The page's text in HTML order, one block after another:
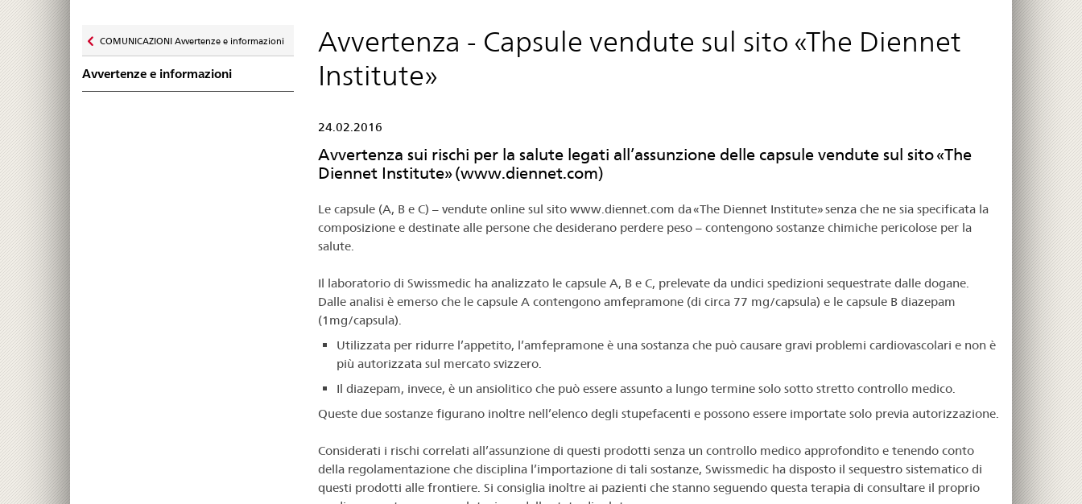
zu
COMUNICAZIONI Avvertenze e informazioni
Avvertenze e informazioni
Avvertenza - Capsule vendute sul sito «The Diennet
Institute»
24.02.2016
Avvertenza sui rischi per la salute legati all’assunzione delle capsule vendute sul sito «The
Diennet Institute» (www.diennet.com)
Le capsule (A, B e C) – vendute online sul sito www.diennet.com da «The Diennet Institute» senza che ne sia specificata la
composizione e destinate alle persone che desiderano perdere peso – contengono sostanze chimiche pericolose per la
salute.
Il laboratorio di Swissmedic ha analizzato le capsule A, B e C, prelevate da undici spedizioni sequestrate dalle dogane.
Dalle analisi è emerso che le capsule A contengono amfepramone (di circa 77 mg/capsula) e le capsule B diazepam
(1mg/capsula).
Utilizzata per ridurre l’appetito, l’amfepramone è una sostanza che può causare gravi problemi cardiovascolari e non è
più autorizzata sul mercato svizzero.
Il diazepam, invece, è un ansiolitico che può essere assunto a lungo termine solo sotto stretto controllo medico.
Queste due sostanze figurano inoltre nell’elenco degli stupefacenti e possono essere importate solo previa autorizzazione.
Considerati i rischi correlati all’assunzione di questi prodotti senza un controllo medico approfondito e tenendo conto
della regolamentazione che disciplina l’importazione di tali sostanze, Swissmedic ha disposto il sequestro sistematico di
questi prodotti alle frontiere. Si consiglia inoltre ai pazienti che stanno seguendo questa terapia di consultare il proprio